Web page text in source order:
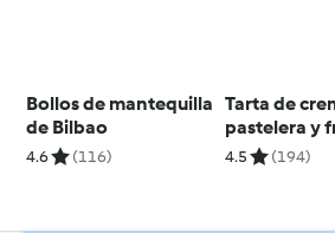
Bollos de mantequilla
de Bilbao
4.6 (116)
Tarta de
pastelera y
4.5 (194)